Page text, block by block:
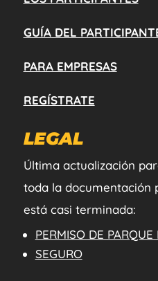
GUÍA DEL
PARA EMPRESAS
REGÍSTRATE
LEGAL
Última actualización
toda la documentación
está casi terminada:
PERMISO DE
SEGURO